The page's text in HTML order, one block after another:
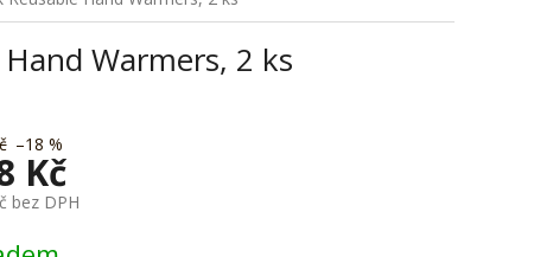
Warmers, 2 ks
–18 %
Kč
bez DPH